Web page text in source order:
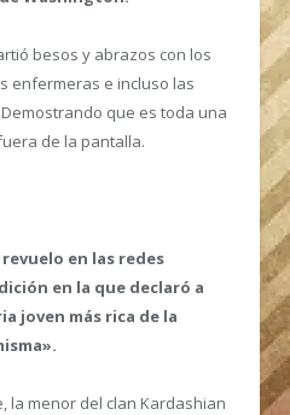
besos y abrazos con los
enfermeras e incluso las
que es toda una
de la pantalla.
en las redes
en la que declaró a
joven más rica de la
la menor del clan Kardashian